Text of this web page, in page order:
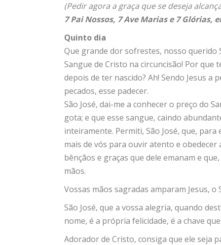
(Pedir agora a graça que se deseja
7 Pai Nossos, 7 Ave Marias e 7
Quinto dia
Que grande dor sofrestes, nosso querido
Sangue de Cristo na circuncisão! Por
depois de ter nascido? Ah! Sendo Jesus
pecados, esse padecer.
São José, dai-me a conhecer o preço do
gota; e que esse sangue, caindo
inteiramente. Permiti, São José, que,
mais de vós para ouvir atento e
bênçãos e graças que dele emanam e
mãos.
Vossas mãos sagradas amparam Jesus,
São José, que a vossa alegria, quando
nome, é a própria felicidade, é a chave
Adorador de Cristo, consiga que ele seja